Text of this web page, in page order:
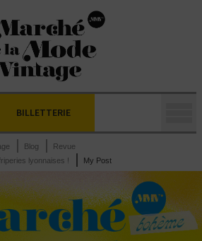
BILLETTERIE
Blog
Revue
lyonnaises !
My Post